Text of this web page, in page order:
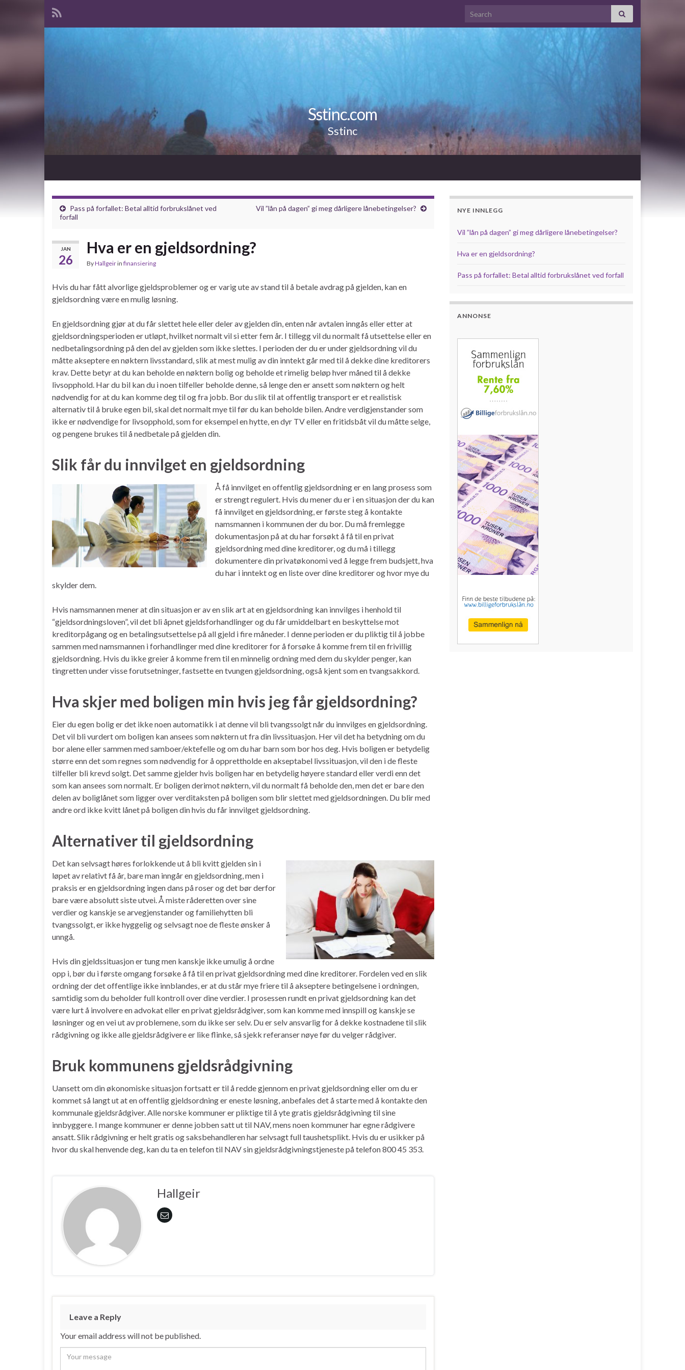
Search for:
Sstinc.com
Sstinc
Pass på forfallet: Betal alltid forbrukslånet ved
forfall
Vil ”lån på dagen” gi meg dårligere lånebetingelser?
JAN
26
Hva er en gjeldsordning?
ByHallgeirin finansiering
Hvis du har fått alvorlige gjeldsproblemer og er varig ute av stand til å betale avdrag på gjelden, kan en
gjeldsordning være en mulig løsning.
En gjeldsordning gjør at du får slettet hele eller deler av gjelden din, enten når avtalen inngås eller etter at
gjeldsordningsperioden er utløpt, hvilket normalt vil si etter fem år. I tillegg vil du normalt få utsettelse eller en
nedbetalingsordning på den del av gjelden som ikke slettes. I perioden der du er under gjeldsordning vil du
måtte akseptere en nøktern livsstandard, slik at mest mulig av din inntekt går med til å dekke dine kreditorers
krav. Dette betyr at du kan beholde en nøktern bolig og beholde et rimelig beløp hver måned til å dekke
livsopphold. Har du bil kan du i noen tilfeller beholde denne, så lenge den er ansett som nøktern og helt
nødvendig for at du kan komme deg til og fra jobb. Bor du slik til at offentlig transport er et realistisk
alternativ til å bruke egen bil, skal det normalt mye til før du kan beholde bilen. Andre verdigjenstander som
ikke er nødvendige for livsopphold, som for eksempel en hytte, en dyr TV eller en fritidsbåt vil du måtte selge,
og pengene brukes til å nedbetale på gjelden din.
Slik får du innvilget en gjeldsordning
Å få innvilget en offentlig gjeldsordning er en lang prosess som
er strengt regulert. Hvis du mener du er i en situasjon der du kan
få innvilget en gjeldsordning, er første steg å kontakte
namsmannen i kommunen der du bor. Du må fremlegge
dokumentasjon på at du har forsøkt å få til en privat
gjeldsordning med dine kreditorer, og du må i tillegg
dokumentere din privatøkonomi ved å legge frem budsjett, hva
du har i inntekt og en liste over dine kreditorer og hvor mye du
skylder dem.
Hvis namsmannen mener at din situasjon er av en slik art at en gjeldsordning kan innvilges i henhold til
“gjeldsordningsloven”, vil det bli åpnet gjeldsforhandlinger og du får umiddelbart en beskyttelse mot
kreditorpågang og en betalingsutsettelse på all gjeld i fire måneder. I denne perioden er du pliktig til å jobbe
sammen med namsmannen i forhandlinger med dine kreditorer for å forsøke å komme frem til en frivillig
gjeldsordning. Hvis du ikke greier å komme frem til en minnelig ordning med dem du skylder penger, kan
tingretten under visse forutsetninger, fastsette en tvungen gjeldsordning, også kjent som en tvangsakkord.
Hva skjer med boligen min hvis jeg får gjeldsordning?
Eier du egen bolig er det ikke noen automatikk i at denne vil bli tvangssolgt når du innvilges en gjeldsordning.
Det vil bli vurdert om boligen kan ansees som nøktern ut fra din livssituasjon. Her vil det ha betydning om du
bor alene eller sammen med samboer/ektefelle og om du har barn som bor hos deg. Hvis boligen er betydelig
større enn det som regnes som nødvendig for å opprettholde en akseptabel livssituasjon, vil den i de fleste
tilfeller bli krevd solgt. Det samme gjelder hvis boligen har en betydelig høyere standard eller verdi enn det
som kan ansees som normalt. Er boligen derimot nøktern, vil du normalt få beholde den, men det er bare den
delen av boliglånet som ligger over verditaksten på boligen som blir slettet med gjeldsordningen. Du blir med
andre ord ikke kvitt lånet på boligen din hvis du får innvilget gjeldsordning.
Alternativer til gjeldsordning
Det kan selvsagt høres forlokkende ut å bli kvitt gjelden sin i
løpet av relativt få år, bare man inngår en gjeldsordning, men i
praksis er en gjeldsordning ingen dans på roser og det bør derfor
bare være absolutt siste utvei. Å miste råderetten over sine
verdier og kanskje se arvegjenstander og familiehytten bli
tvangssolgt, er ikke hyggelig og selvsagt noe de fleste ønsker å
unngå.
Hvis din gjeldssituasjon er tung men kanskje ikke umulig å ordne
opp i, bør du i første omgang forsøke å få til en privat gjeldsordning med dine kreditorer. Fordelen ved en slik
ordning der det offentlige ikke innblandes, er at du står mye friere til å akseptere betingelsene i ordningen,
samtidig som du beholder full kontroll over dine verdier. I prosessen rundt en privat gjeldsordning kan det
være lurt å involvere en advokat eller en privat gjeldsrådgiver, som kan komme med innspill og kanskje se
løsninger og en vei ut av problemene, som du ikke ser selv. Du er selv ansvarlig for å dekke kostnadene til slik
rådgivning og ikke alle gjeldsrådgivere er like flinke, så sjekk referanser nøye før du velger rådgiver.
Bruk kommunens gjeldsrådgivning
Uansett om din økonomiske situasjon fortsatt er til å redde gjennom en privat gjeldsordning eller om du er
kommet så langt ut at en offentlig gjeldsordning er eneste løsning, anbefales det å starte med å kontakte den
kommunale gjeldsrådgiver. Alle norske kommuner er pliktige til å yte gratis gjeldsrådgivning til sine
innbyggere. I mange kommuner er denne jobben satt ut til NAV, mens noen kommuner har egne rådgivere
ansatt. Slik rådgivning er helt gratis og saksbehandleren har selvsagt full taushetsplikt. Hvis du er usikker på
hvor du skal henvende deg, kan du ta en telefon til NAV sin gjeldsrådgivningstjeneste på telefon 800 45 353.
Hallgeir
Leave a Reply
Your email address will not be published.
NYE INNLEGG
Vil ”lån på dagen” gi meg dårligere lånebetingelser?
Hva er en gjeldsordning?
Pass på forfallet: Betal alltid forbrukslånet ved forfall
ANNONSE